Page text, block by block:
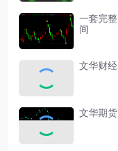
一套完
间
文华财
文华期